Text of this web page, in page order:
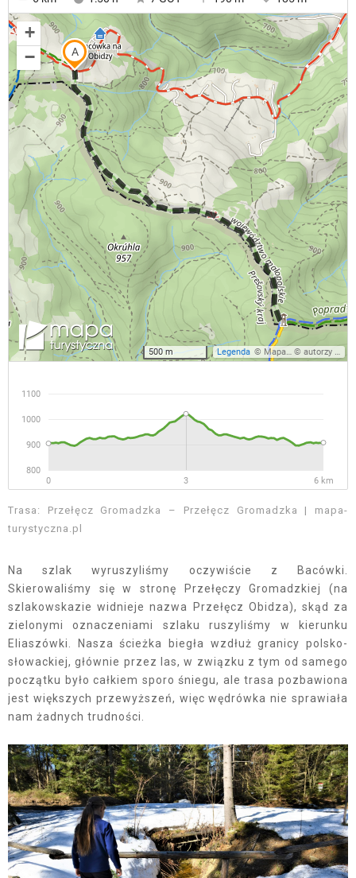
Trasa: Przełęcz Gromadzka – Przełęcz Gromadzka | mapa-
turystyczna.pl
Na szlak wyruszyliśmy oczywiście z Bacówki.
Skierowaliśmy się w stronę Przełęczy Gromadzkiej (na
szlakowskazie widnieje nazwa Przełęcz Obidza), skąd za
zielonymi oznaczeniami szlaku ruszyliśmy w kierunku
Eliaszówki. Nasza ścieżka biegła wzdłuż granicy polsko-
słowackiej, głównie przez las, w związku z tym od samego
początku było całkiem sporo śniegu, ale trasa pozbawiona
jest większych przewyższeń, więc wędrówka nie sprawiała
nam żadnych trudności.